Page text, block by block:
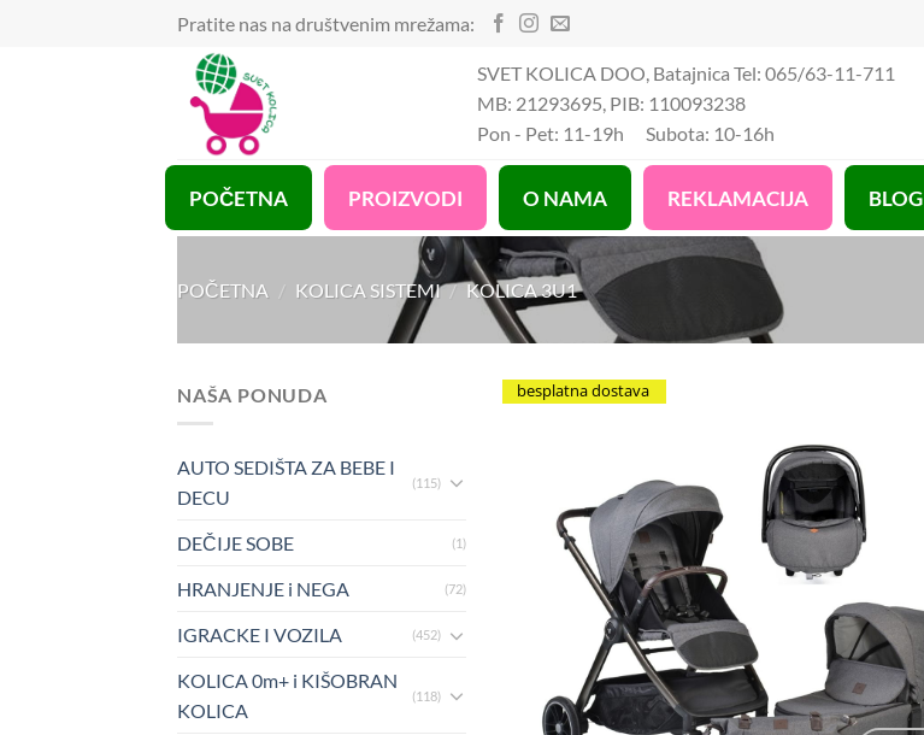
Pratite nas na društvenim mrežama:
SVET KOLICA DOO, Batajnica Tel: 065/63-11-711
MB: 21293695, PIB: 110093238
Pon - Pet: 11-19h Subota: 10-16h
POČETNA PROIZVODI O NAMA REKLAMACIJA BLOG
POČETNA / KOLICA SISTEMI / KOLICA 3U1
NAŠA PONUDA
AUTO SEDIŠTA ZA BEBE I
DECU
(115)
DEČIJE SOBE (1)
HRANJENJE i NEGA (72)
IGRACKE I VOZILA (452)
KOLICA 0m+ i KIŠOBRAN
KOLICA
(118)
besplatna dostava